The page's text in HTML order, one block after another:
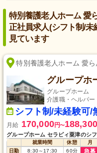
特別養護老人ホーム 愛
正社員求人(シフト制/
見ています
特別養護老人ホーム 愛
グループホ
グループホーム
介護職・ヘルパー
シフト制/未経験可/
月給 170,000円〜188,300
グループホーム セラピィ粟津のシ
就業時間 休憩 月
日勤
8:30～17:30 60分 急募